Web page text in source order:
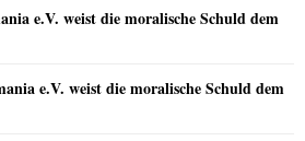
e.V. weist die moralische Schuld dem
e.V. weist die moralische Schuld dem